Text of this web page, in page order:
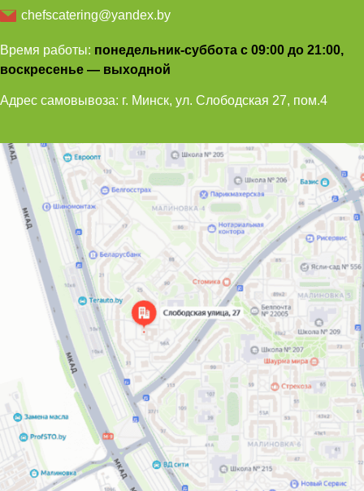
chefscatering@yandex.by
Время работы: понедельник-суббота с 09:00 до 21:00,
воскресенье — выходной
Адрес самовывоза: г. Минск, ул. Слободская 27, пом.4